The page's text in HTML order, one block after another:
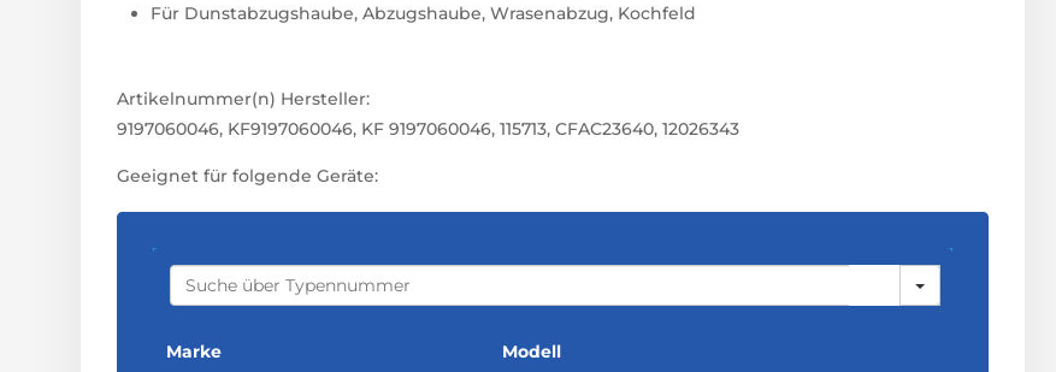
Für Dunstabzugshaube, Abzugshaube, Wrasenabzug, Kochfeld
Artikelnummer(n) Hersteller:
9197060046, KF9197060046, KF 9197060046, 115713, CFAC23640, 12026343
Geeignet für folgende Geräte:
S
A
C
H
Marke Modell